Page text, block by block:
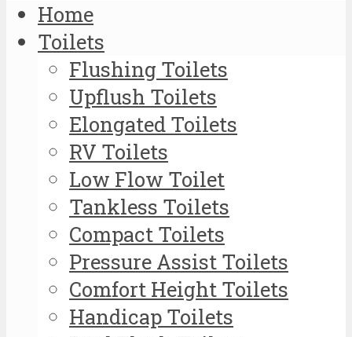
Home
Toilets
Flushing Toilets
Upflush Toilets
Elongated Toilets
RV Toilets
Low Flow Toilet
Tankless Toilets
Compact Toilets
Pressure Assist Toilets
Comfort Height Toilets
Handicap Toilets